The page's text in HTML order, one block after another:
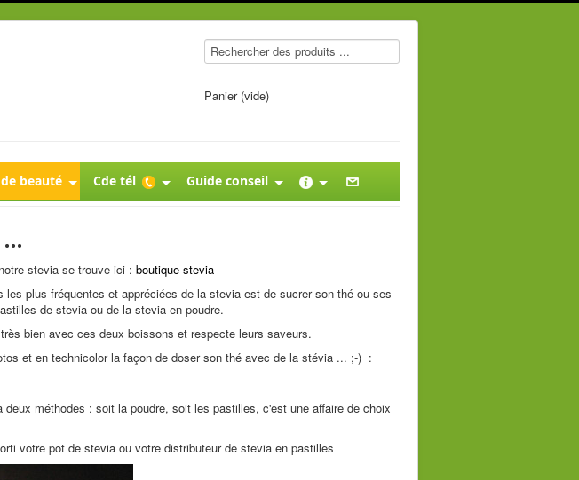
Panier (vide)
beauté Cde tél Guide conseil
stevia se trouve ici : boutique stevia
les plus fréquentes et appréciées de la stevia est de sucrer son thé ou ses
de stevia ou de la stevia en poudre.
bien avec ces deux boissons et respecte leurs saveurs.
et en technicolor la façon de doser son thé avec de la stévia ... ;-) :
méthodes : soit la poudre, soit les pastilles, c'est une affaire de choix
votre pot de stevia ou votre distributeur de stevia en pastilles